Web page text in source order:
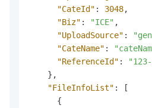
"CateId" : 3048,
"Biz" : "ICE" ,
"UploadSource" :
"CateName" :
"ReferenceId" :
} ,
"FileInfoList" :
[
{